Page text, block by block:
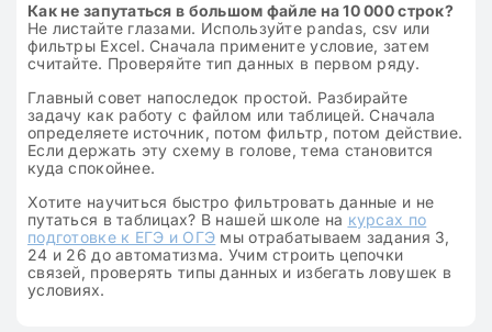
Как не запутаться в большом файле на 10 000 строк?
Не листайте глазами. Используйте pandas, csv или
фильтры Excel. Сначала примените условие, затем
считайте. Проверяйте тип данных в первом ряду.
Главный совет напоследок простой. Разбирайте
задачу как работу с файлом или таблицей. Сначала
определяете источник, потом фильтр, потом действие.
Если держать эту схему в голове, тема становится
куда спокойнее.
Хотите научиться быстро фильтровать данные и не
путаться в таблицах? В нашей школе на курсах по
подготовке к ЕГЭ и ОГЭ мы отрабатываем задания 3,
24 и 26 до автоматизма. Учим строить цепочки
связей, проверять типы данных и избегать ловушек в
условиях.